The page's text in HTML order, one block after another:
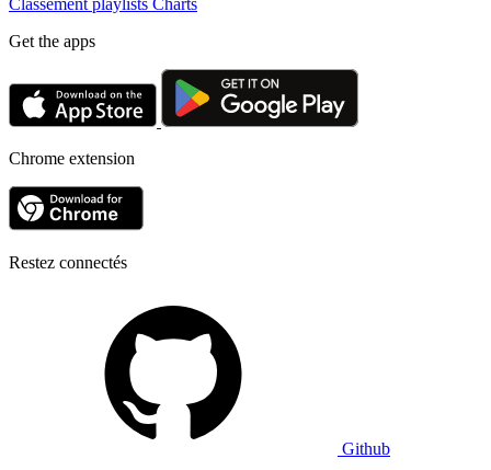
Get the apps
Chrome extension
Restez connectés
Github